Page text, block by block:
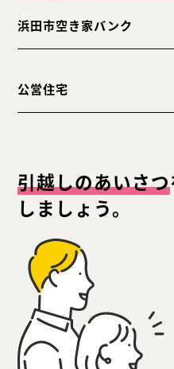
浜田市空き家バンク
公営住宅
引越しのあいさつ
しましょう。